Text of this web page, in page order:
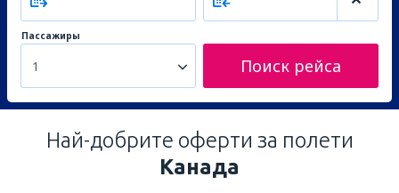
Пассажиры
1 Поиск рейса
Най-добрите оферти за полети
Канада